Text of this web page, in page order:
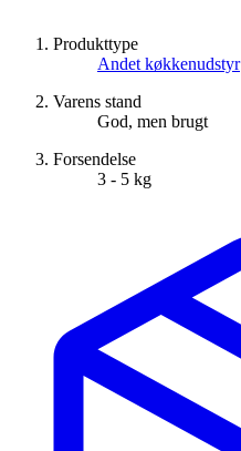
Produkttype
Andet køkkenudstyr
Varens stand
God, men brugt
Forsendelse
3 - 5 kg